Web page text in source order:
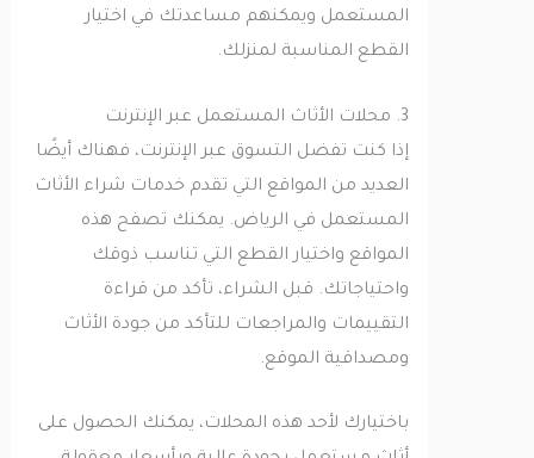
المستعمل ويمكنهم مساعدتك في اختيار
القطع المناسبة لمنزلك.
إذا كنت تفضل التسوق عبر الإنترنت، فهناك أيضًا
العديد من المواقع التي تقدم خدمات شراء الأثاث
المستعمل في الرياض. يمكنك تصفح هذه
المواقع واختيار القطع التي تناسب ذوقك
واحتياجاتك. قبل الشراء، تأكد من قراءة
التقييمات والمراجعات للتأكد من جودة الأثاث
ومصداقية الموقع.
باختيارك لأحد هذه المحلات، يمكنك الحصول على